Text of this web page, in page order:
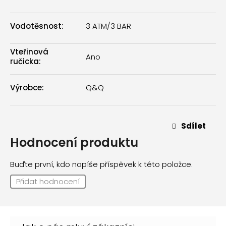
Vodotěsnost: 3 ATM/3 BAR
Vteřinová
ručicka: Ano
Výrobce: Q&Q
Sdílet
Hodnocení produktu
Buďte první, kdo napíše příspěvek k této položce.
Přidat hodnocení